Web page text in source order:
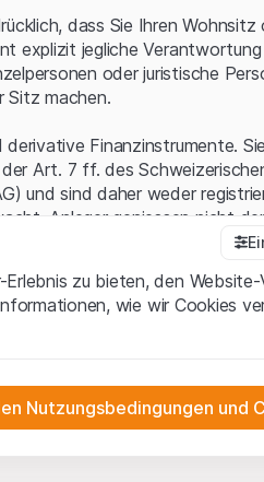
dass Sie Ihren Wohnsitz
explizit jegliche
oder juristische
Sitz machen.
Finanzinstrumente.
Art. 7 ff. des
und sind daher weder
Anleger geniessen nicht
(die "Website") erklären Sie,
und Markenrechte) an dem
zu bieten, den Website-
wie wir Cookies
deaktiviert werden.
Nutzungsbedingungen und